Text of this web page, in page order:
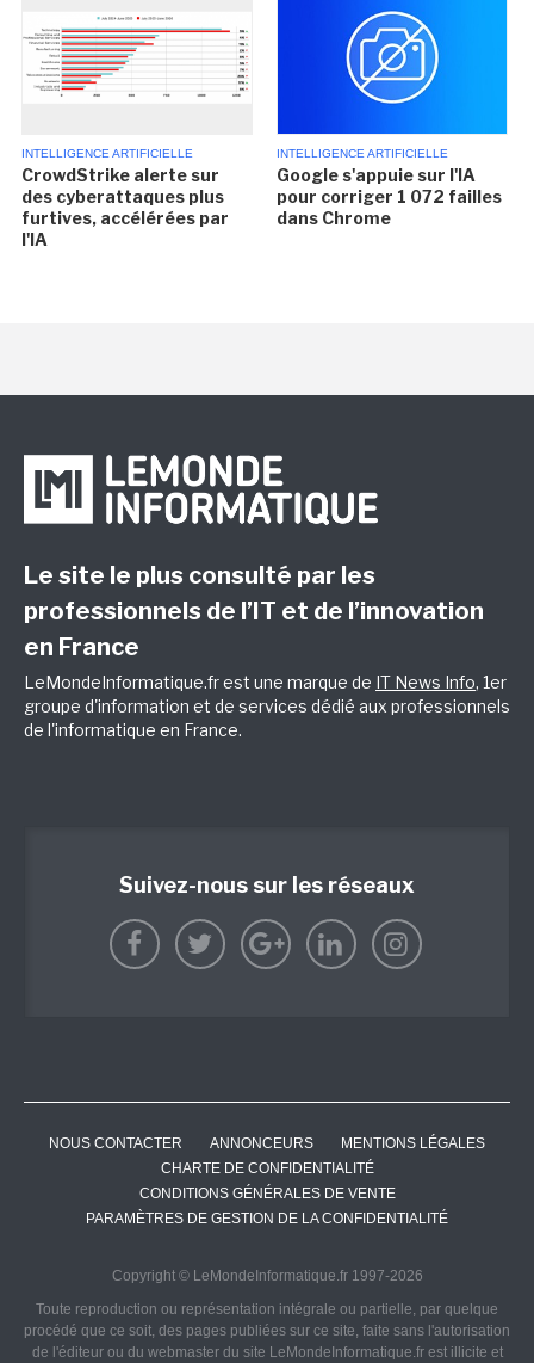
INTELLIGENCE ARTIFICIELLE
CrowdStrike alerte sur
des cyberattaques plus
furtives, accélérées par
l'IA
INTELLIGENCE ARTIFICIELLE
Google s'appuie sur l'IA
pour corriger 1 072 failles
dans Chrome
Le site le plus consulté par les
professionnels de l’IT et de l’innovation
en France
LeMondeInformatique.fr est une marque de IT News Info, 1er
groupe d'information et de services dédié aux professionnels
de l'informatique en France.
Suivez-nous sur les réseaux
NOUS CONTACTER ANNONCEURS
MENTIONS LÉGALES
CHARTE DE CONFIDENTIALITÉ
CONDITIONS GÉNÉRALES DE VENTE
PARAMÈTRES DE GESTION DE LA CONFIDENTIALITÉ
Copyright © LeMondeInformatique.fr 1997-2026
Toute reproduction ou représentation intégrale ou partielle, par quelque
procédé que ce soit, des pages publiées sur ce site, faite sans l'autorisation
de l'éditeur ou du webmaster du site LeMondeInformatique.fr est illicite et